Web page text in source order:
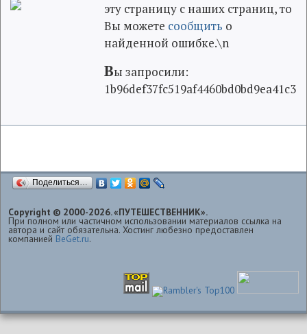
эту страницу с наших страниц, то
Вы можете сообщить о
найденной ошибке.\n
Вы запросили:
1b96def37fc519af4460bd0bd9ea41c3
Поделиться…
Copyright © 2000-2026. «ПУТЕШЕСТВЕННИК».
При полном или частичном использовании материалов ссылка на
автора и сайт обязательна. Хостинг любезно предоставлен
компанией BeGet.ru.